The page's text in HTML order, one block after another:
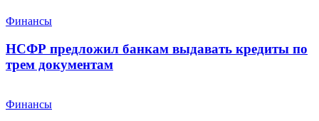
Финансы
НСФР предложил банкам выдавать кредиты по
трем документам
Финансы